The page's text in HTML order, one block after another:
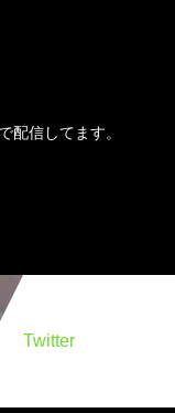
配信してます。
Twitter